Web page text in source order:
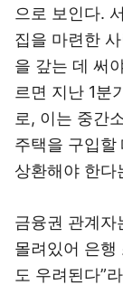
으로 보인다.
집을 마련한
을 갚는 데 써
르면 지난 1분
로, 이는 중간
주택을 구입
상환해야 한다
금융권 관계자
몰려있어 은행
도 우려된다”